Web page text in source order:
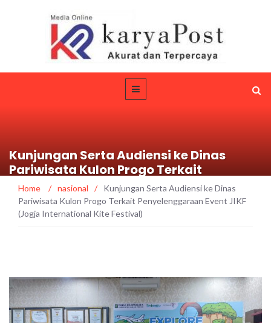
Kunjungan Serta Audiensi ke Dinas
Pariwisata Kulon Progo Terkait
Penyelenggaraan Event JIKF (Jogja
International Kite Festival)
Home / nasional /
Kunjungan Serta Audiensi ke Dinas
Pariwisata Kulon Progo Terkait Penyelenggaraan Event JIKF
(Jogja International Kite Festival)